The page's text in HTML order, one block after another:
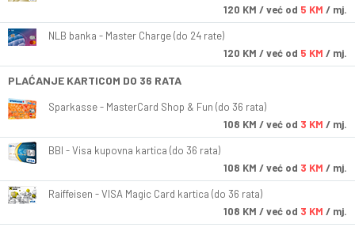
120 KM / već od 5 KM / mj.
NLB banka - Master Charge (do 24 rate)
120 KM / već od 5 KM / mj.
PLAĆANJE KARTICOM DO 36 RATA
Sparkasse - MasterCard Shop & Fun (do 36 rata)
108 KM / već od 3 KM / mj.
BBI - Visa kupovna kartica (do 36 rata)
108 KM / već od 3 KM / mj.
Raiffeisen - VISA Magic Card kartica (do 36 rata)
108 KM / već od 3 KM / mj.